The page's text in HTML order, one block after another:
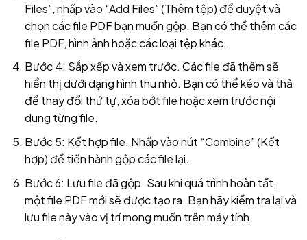
Files”, nhấp vào “Add Files” (Thêm tệp) để duyệt và
chọn các file PDF bạn muốn gộp. Bạn có thể thêm các
file PDF, hình ảnh hoặc các loại tệp khác.
Bước 4: Sắp xếp và xem trước. Các file đã thêm sẽ
hiển thị dưới dạng hình thu nhỏ. Bạn có thể kéo và thả
để thay đổi thứ tự, xóa bớt file hoặc xem trước nội
dung từng file.
Bước 5: Kết hợp file. Nhấp vào nút “Combine” (Kết
hợp) để tiến hành gộp các file lại.
Bước 6: Lưu file đã gộp. Sau khi quá trình hoàn tất,
một file PDF mới sẽ được tạo ra. Bạn hãy kiểm tra lại và
lưu file này vào vị trí mong muốn trên máy tính.